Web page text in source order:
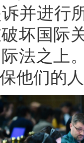
并进行
坏国际
法之上
他们的